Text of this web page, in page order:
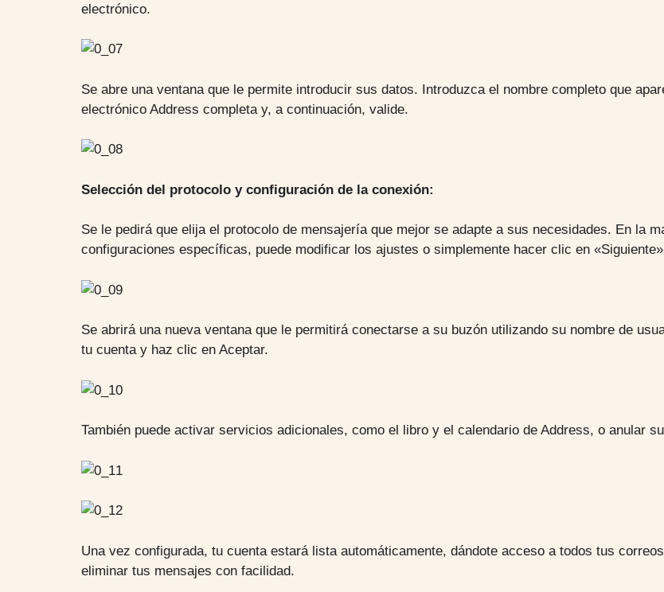
electrónico.
Se abre una ventana que le permite introducir sus datos. Introduzca el nombre completo que
electrónico Address completa y, a continuación, valide.
Selección del protocolo y configuración de la conexión:
Se le pedirá que elija el protocolo de mensajería que mejor se adapte a sus necesidades. En la
configuraciones específicas, puede modificar los ajustes o simplemente hacer clic en
Se abrirá una nueva ventana que le permitirá conectarse a su buzón utilizando su nombre de
tu cuenta y haz clic en Aceptar.
También puede activar servicios adicionales, como el libro y el calendario de Address, o anular
Una vez configurada, tu cuenta estará lista automáticamente, dándote acceso a todos tus
eliminar tus mensajes con facilidad.